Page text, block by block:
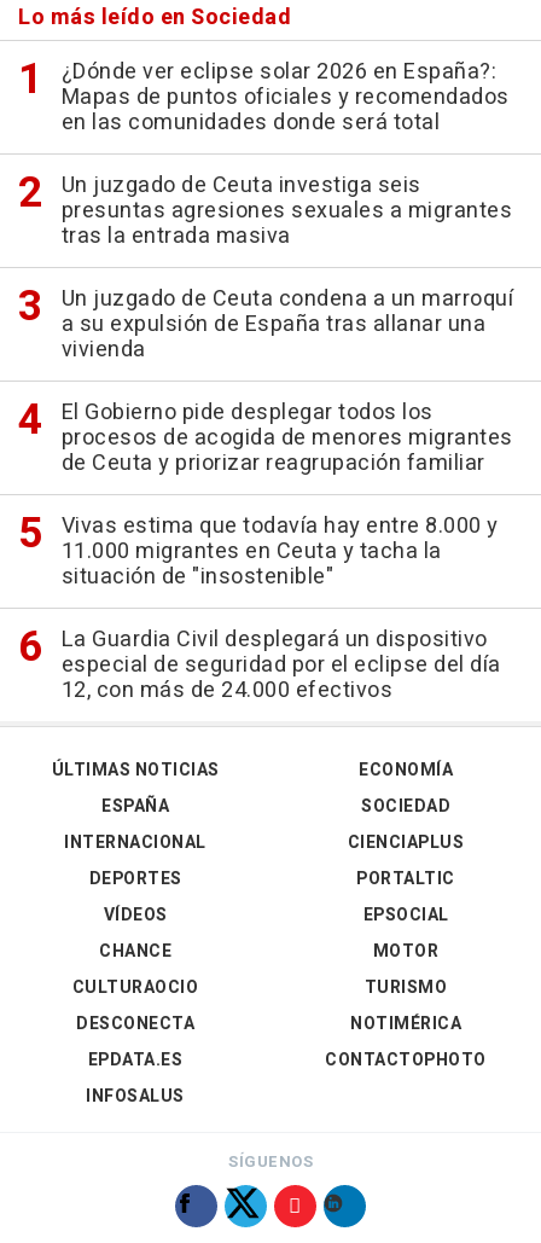
Lo más leído en Sociedad
¿Dónde ver eclipse solar 2026 en España?:
Mapas de puntos oficiales y recomendados
en las comunidades donde será total
Un juzgado de Ceuta investiga seis
presuntas agresiones sexuales a migrantes
tras la entrada masiva
Un juzgado de Ceuta condena a un marroquí
a su expulsión de España tras allanar una
vivienda
El Gobierno pide desplegar todos los
procesos de acogida de menores migrantes
de Ceuta y priorizar reagrupación familiar
Vivas estima que todavía hay entre 8.000 y
11.000 migrantes en Ceuta y tacha la
situación de "insostenible"
La Guardia Civil desplegará un dispositivo
especial de seguridad por el eclipse del día
12, con más de 24.000 efectivos
ÚLTIMAS NOTICIAS
ESPAÑA
INTERNACIONAL
DEPORTES
VÍDEOS
ECONOMÍA
SOCIEDAD
CIENCIAPLUS
PORTALTIC
EPSOCIAL
CHANCE
CULTURAOCIO
DESCONECTA
EPDATA.ES
INFOSALUS
MOTOR
TURISMO
NOTIMÉRICA
CONTACTOPHOTO
SÍGUENOS